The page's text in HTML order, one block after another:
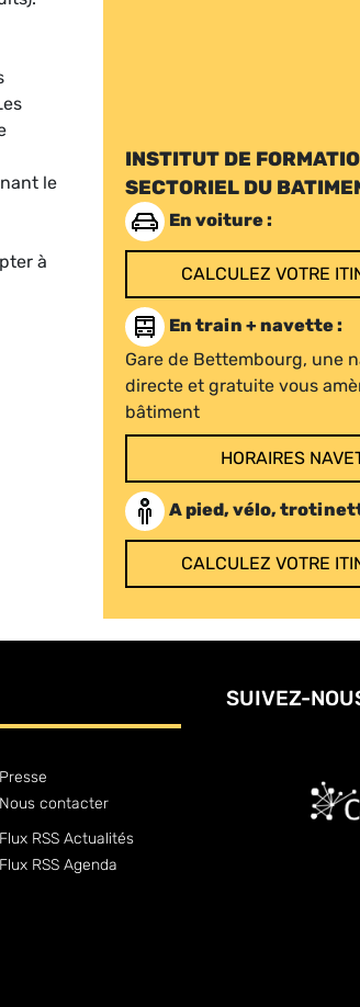
le
à
INSTITUT DE
SECTORIEL DU
En voiture :
CALCULEZ VOTRE
En train + navette :
Gare de Bettembourg, une
directe et gratuite vous
bâtiment
HORAIRES
A pied, vélo,
CALCULEZ VOTRE
Presse
Nous contacter
Flux RSS Actualités
Flux RSS Agenda
SUIVEZ-